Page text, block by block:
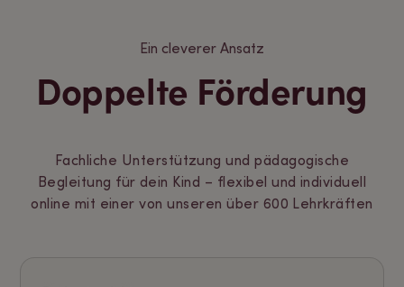
Ein cleverer Ansatz
Doppelte Förderung
Fachliche Unterstützung und pädagogische
Begleitung für dein Kind – flexibel und individuell
online mit einer von unseren über 600 Lehrkräften